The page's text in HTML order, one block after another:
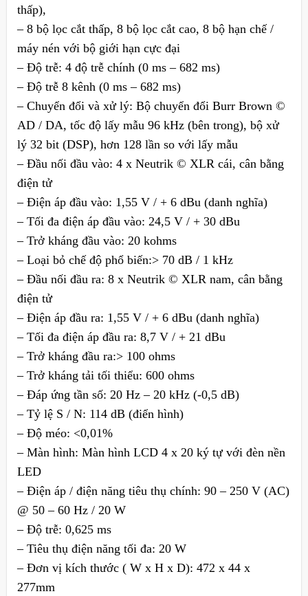
thấp),
– 8 bộ lọc cắt thấp, 8 bộ lọc cắt cao, 8 bộ hạn chế /
máy nén với bộ giới hạn cực đại
– Độ trễ: 4 độ trễ chính (0 ms – 682 ms)
– Độ trễ 8 kênh (0 ms – 682 ms)
– Chuyển đổi và xử lý: Bộ chuyển đổi Burr Brown ©
AD / DA, tốc độ lấy mẫu 96 kHz (bên trong), bộ xử
lý 32 bit (DSP), hơn 128 lần so với lấy mẫu
– Đầu nối đầu vào: 4 x Neutrik © XLR cái, cân bằng
điện tử
– Điện áp đầu vào: 1,55 V / + 6 dBu (danh nghĩa)
– Tối đa điện áp đầu vào: 24,5 V / + 30 dBu
– Trở kháng đầu vào: 20 kohms
– Loại bỏ chế độ phổ biến:> 70 dB / 1 kHz
– Đầu nối đầu ra: 8 x Neutrik © XLR nam, cân bằng
điện tử
– Điện áp đầu ra: 1,55 V / + 6 dBu (danh nghĩa)
– Tối đa điện áp đầu ra: 8,7 V / + 21 dBu
– Trở kháng đầu ra:> 100 ohms
– Trở kháng tải tối thiểu: 600 ohms
– Đáp ứng tần số: 20 Hz – 20 kHz (-0,5 dB)
– Tỷ lệ S / N: 114 dB (điển hình)
– Độ méo: <0,01%
– Màn hình: Màn hình LCD 4 x 20 ký tự với đèn nền
LED
– Điện áp / điện năng tiêu thụ chính: 90 – 250 V (AC)
@ 50 – 60 Hz / 20 W
– Độ trễ: 0,625 ms
– Tiêu thụ điện năng tối đa: 20 W
– Đơn vị kích thước ( W x H x D): 472 x 44 x
277mm